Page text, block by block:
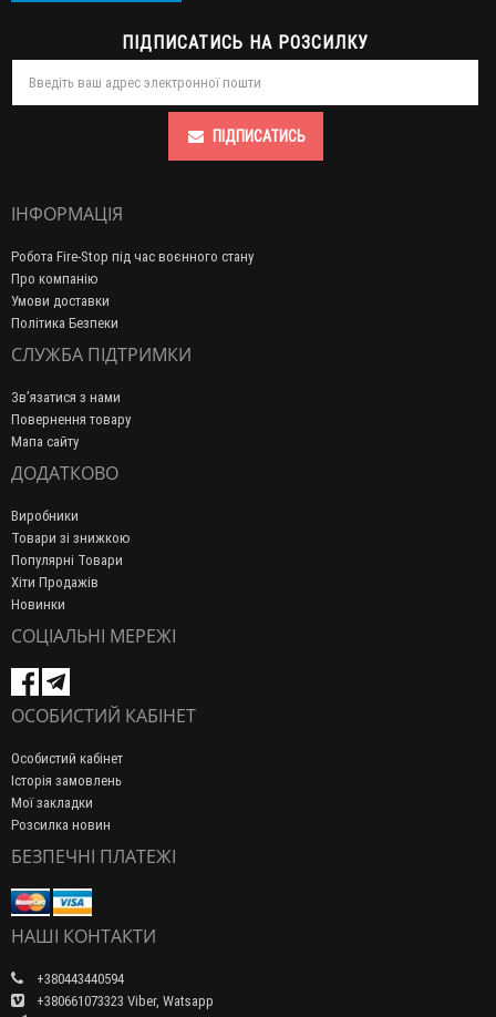
ПІДПИСАТИСЬ НА РОЗСИЛКУ
ПІДПИСАТИСЬ
ІНФОРМАЦІЯ
Робота Fire-Stop під час воєнного стану
Про компанію
Умови доставки
Політика Безпеки
СЛУЖБА ПІДТРИМКИ
Зв’язатися з нами
Повернення товару
Мапа сайту
ДОДАТКОВО
Виробники
Товари зі знижкою
Популярні Товари
Хіти Продажів
Новинки
СОЦІАЛЬНІ МЕРЕЖІ
ОСОБИСТИЙ КАБІНЕТ
Особистий кабінет
Історія замовлень
Мої закладки
Розсилка новин
БЕЗПЕЧНІ ПЛАТЕЖІ
НАШІ КОНТАКТИ
+380443440594
+380661073323 Viber, Watsapp